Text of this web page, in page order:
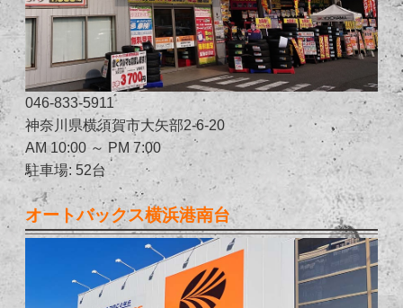
046-833-5911
神奈川県横須賀市大矢部2-6-20
AM 10:00 ～ PM 7:00
駐車場: 52台
オートバックス横浜港南台